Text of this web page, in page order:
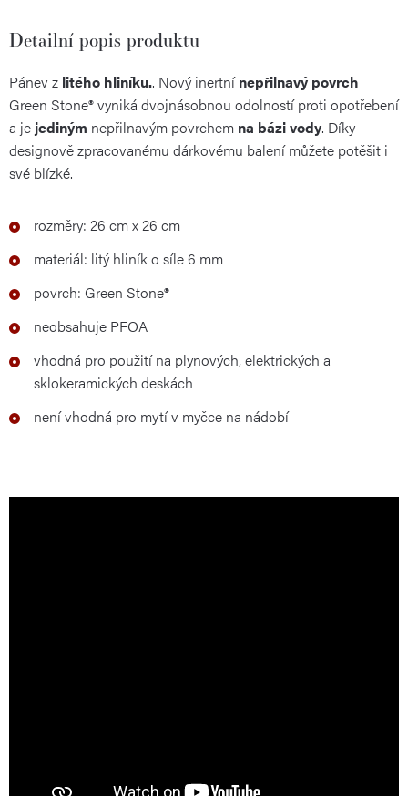
Detailní popis produktu
Pánev z litého hliníku.. Nový inertnínepřilnavý povrch
Green Stone® vyniká dvojnásobnou odolností proti opotřebení
a je jediným nepřilnavým povrchem na bázi vody. Díky
designově zpracovanému dárkovému balení můžete potěšit i
své blízké.
rozměry: 26 cm x 26 cm
materiál: litý hliník o síle 6 mm
povrch: Green Stone®
neobsahuje PFOA
vhodná pro použití na plynových, elektrických a
sklokeramických deskách
není vhodná pro mytí v myčce na nádobí